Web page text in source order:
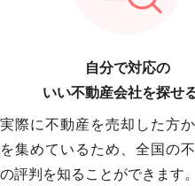
自分で対応の
いい不動産会社を探せ
実際に不動産を売却した方
を集めているため、全国の
の評判を知ることができます。